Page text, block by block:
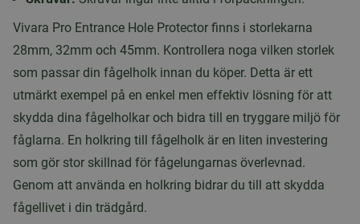
Vivara Pro Entrance Hole Protector finns i storlekarna
28mm, 32mm och 45mm. Kontrollera noga vilken storlek
som passar din fågelholk innan du köper. Detta är ett
utmärkt exempel på en enkel men effektiv lösning för att
skydda dina fågelholkar och bidra till en tryggare miljö för
fåglarna. En holkring till fågelholk är en liten investering
som gör stor skillnad för fågelungarnas överlevnad.
Genom att använda en holkring bidrar du till att skydda
fågellivet i din trädgård.